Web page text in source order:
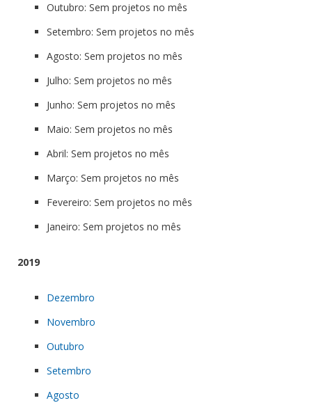
Outubro: Sem projetos no mês
Setembro: Sem projetos no mês
Agosto: Sem projetos no mês
Julho: Sem projetos no mês
Junho: Sem projetos no mês
Maio: Sem projetos no mês
Abril: Sem projetos no mês
Março: Sem projetos no mês
Fevereiro: Sem projetos no mês
Janeiro: Sem projetos no mês
2019
Dezembro
Novembro
Outubro
Setembro
Agosto